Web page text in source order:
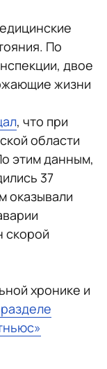
По
двое
жизни
, что при
области
этим данным,
37
оказывали
скорой
хронике и